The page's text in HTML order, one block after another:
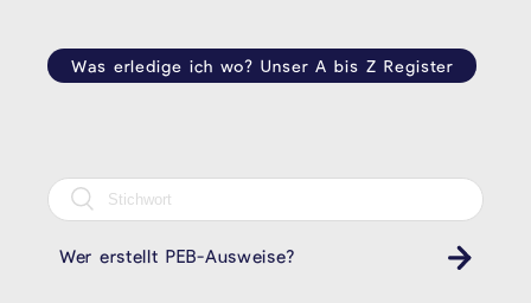
Was erledige ich wo? Unser A bis Z Register
Wer erstellt PEB-Ausweise?